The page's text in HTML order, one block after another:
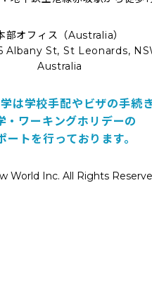
部オフィス（Australia）
Albany St, St Leonards,
Australia
は学校手配やビザの手続
・ワーキングホリデーの
ートを行っております。
World Inc. All Rights